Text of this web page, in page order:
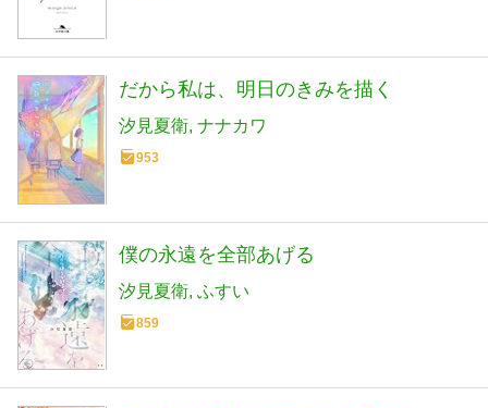
だから私は、明日のきみを描く
汐見夏衛 ナナカワ
953
僕の永遠を全部あげる
汐見夏衛 ふすい
859